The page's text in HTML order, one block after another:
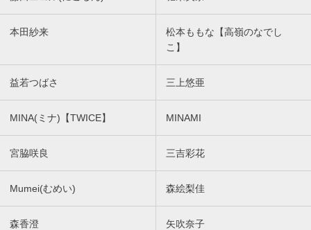
本田紗来
松本ももな【高嶺のなでし
こ】
益若つばさ 三上悠亜
MINA(ミナ)【TWICE】 MINAMI
宮脇咲良 三吉彩花
Mumei(むめい) 森絵梨佳
森香澄 矢吹奈子